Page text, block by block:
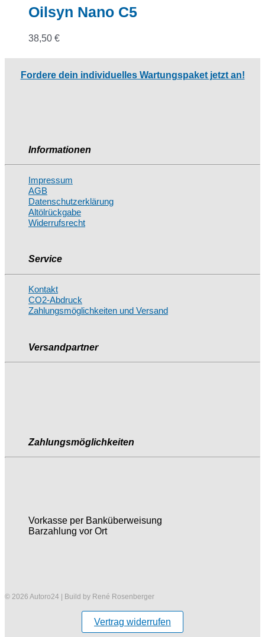
Oilsyn Nano C5
38,50 €
Fordere dein individuelles Wartungspaket jetzt an!
Informationen
Impressum
AGB
Datenschutzerklärung
Altölrückgabe
Widerrufsrecht
Service
Kontakt
CO2-Abdruck
Zahlungsmöglichkeiten und Versand
Versandpartner
Zahlungsmöglichkeiten
Vorkasse per Banküberweisung
Barzahlung vor Ort
© 2026 Autoro24 | Build by René Rosenberger
Vertrag widerrufen